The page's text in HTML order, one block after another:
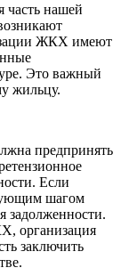
часть нашей
ЖКХ имеют
Это важный
жильцу.
предпринять
Если
шагом
задолженности.
организация
заключить